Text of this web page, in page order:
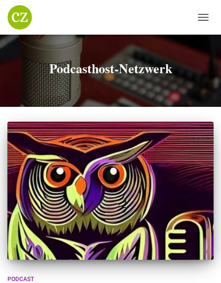
Podcasthost-Netzwerk
PODCAST